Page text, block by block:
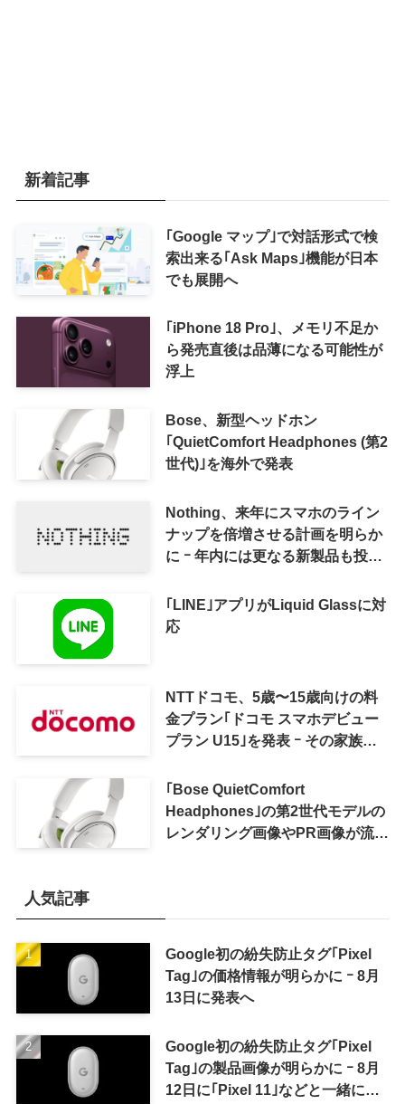
新着記事
｢Google マップ｣で対話形式で検
索出来る｢Ask Maps｣機能が日本
でも展開へ
｢iPhone 18 Pro｣、メモリ不足か
ら発売直後は品薄になる可能性が
浮上
Bose、新型ヘッドホン
｢QuietComfort Headphones (第2
世代)｣を海外で発表
Nothing、来年にスマホのライン
ナップを倍増させる計画を明らか
に ｰ 年内には更なる新製品も投入
｢LINE｣アプリがLiquid Glassに対
応
NTTドコモ、5歳〜15歳向けの料
金プラン｢ドコモ スマホデビュー
プラン U15｣を発表 ｰ その家族が
｢Bose QuietComfort
Headphones｣の第2世代モデルの
レンダリング画像やPR画像が流出
人気記事
Google初の紛失防止タグ｢Pixel
Tag｣の価格情報が明らかに ｰ 8月
13日に発表へ
Google初の紛失防止タグ｢Pixel
Tag｣の製品画像が明らかに ｰ 8月
12日に｢Pixel 11｣などと一緒に発